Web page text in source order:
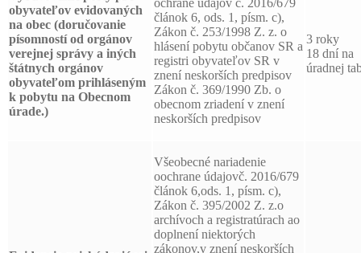
obyvateľov evidovaných
na obec (doručovanie
písomností od orgánov
verejnej správy a iných
štátnych orgánov
obyvateľom prihláseným
k pobytu na Obecnom
úrade.)
ochrane údajov č. 2016/679
článok 6, ods. 1, písm. c),
Zákon č. 253/1998 Z. z. o
hlásení pobytu občanov SR a
registri obyvateľov SR v
znení neskorších predpisov
Zákon č. 369/1990 Zb. o
obecnom zriadení v znení
neskorších predpisov
3 roky
18 dní na
úradnej
Všeobecné nariadenie
oochrane údajovč. 2016/679
článok 6,ods. 1, písm. c),
Zákon č. 395/2002 Z. z.o
archívoch a registratúrach ao
doplnení niektorých
zákonov,v znení neskorších